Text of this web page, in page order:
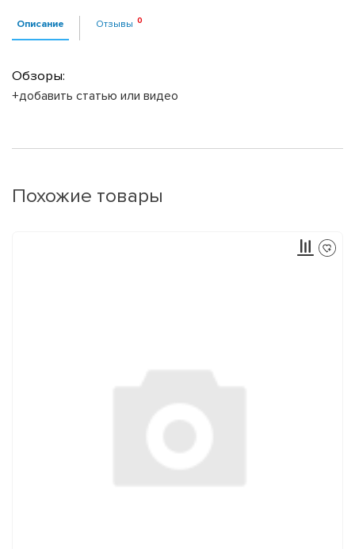
Описание Отзывы
Обзоры:
+добавить статью или видео
Похожие товары